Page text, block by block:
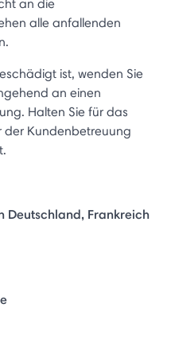
an die
alle anfallenden
ist, wenden Sie
an einen
Halten Sie für das
Kundenbetreuung
Deutschland, Frankreich